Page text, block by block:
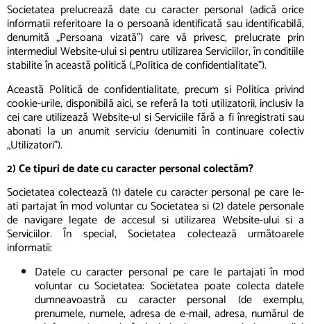
Societatea prelucrează date cu caracter personal (adică orice
informatii referitoare la o persoană identificată sau identificabilă,
denumită „Persoana vizată”) care vă privesc, prelucrate prin
intermediul Website-ului si pentru utilizarea Serviciilor, în conditiile
stabilite în această politică („Politica de confidentialitate”).
Această Politică de confidentialitate, precum si Politica privind
cookie-urile, disponibilă aici, se referă la toti utilizatorii, inclusiv la
cei care utilizează Website-ul si Serviciile fără a fi înregistrati sau
abonati la un anumit serviciu (denumiti în continuare colectiv
„Utilizatori”).
2) Ce tipuri de date cu caracter personal colectăm?
Societatea colectează (1) datele cu caracter personal pe care le-
ati partajat în mod voluntar cu Societatea si (2) datele personale
de navigare legate de accesul si utilizarea Website-ului si a
Serviciilor. În special, Societatea colectează următoarele
informatii:
Datele cu caracter personal pe care le partajati în mod
voluntar cu Societatea: Societatea poate colecta datele
dumneavoastră cu caracter personal (de exemplu,
prenumele, numele, adresa de e-mail, adresa, numărul de